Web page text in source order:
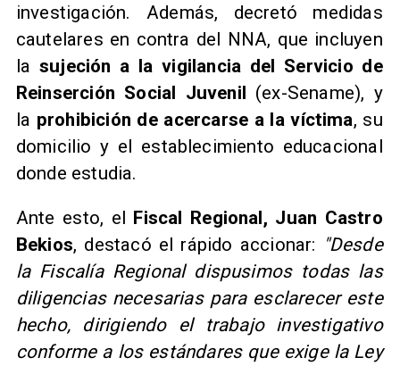
investigación. Además, decretó medidas
cautelares en contra del NNA, que incluyen
la sujeción a la vigilancia del Servicio de
Reinserción Social Juvenil (ex-Sename), y
la prohibición de acercarse a la víctima, su
domicilio y el establecimiento educacional
donde estudia.
Ante esto, el
Fiscal Regional, Juan Castro
Bekios, destacó el rápido accionar: "Desde
la Fiscalía Regional dispusimos todas las
diligencias necesarias para esclarecer este
hecho, dirigiendo el trabajo investigativo
conforme a los estándares que exige la Ley